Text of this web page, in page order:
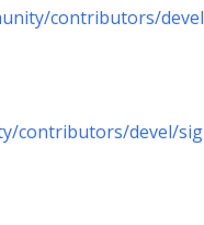
contributors/
contributors/devel/